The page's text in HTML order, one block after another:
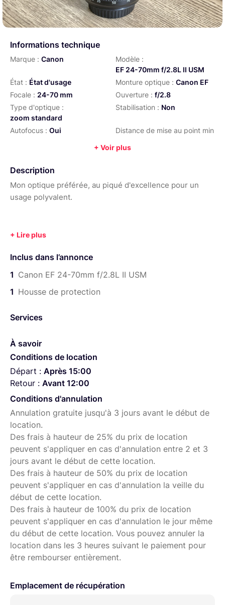
Informations technique
Marque : Canon
Modèle :
EF 24-70mm f/2.8L II USM
État : État d'usage Monture optique : Canon EF
Focale : 24-70 mm Ouverture : f/2.8
Type d'optique :
zoom standard
Stabilisation : Non
Autofocus : Oui
Distance de mise au point min
Poids :
Année :
2012
+ Voir plus
Description
Mon optique préférée, au piqué d'excellence pour un
usage polyvalent.
Inclus dans l’annonce
1 Canon EF 24-70mm f/2.8L II USM
1 Housse de protection
Services
À savoir
Conditions de location
Départ : Après 15:00
Retour : Avant 12:00
Conditions d'annulation
Annulation gratuite jusqu'à 3 jours avant le début de
location.
Des frais à hauteur de 25% du prix de location
peuvent s'appliquer en cas d'annulation entre 2 et 3
jours avant le début de cette location.
Des frais à hauteur de 50% du prix de location
peuvent s'appliquer en cas d'annulation la veille du
début de cette location.
Des frais à hauteur de 100% du prix de location
peuvent s'appliquer en cas d'annulation le jour même
du début de cette location. Vous pouvez annuler la
location dans les 3 heures suivant le paiement pour
être rembourser entièrement.
Emplacement de récupération